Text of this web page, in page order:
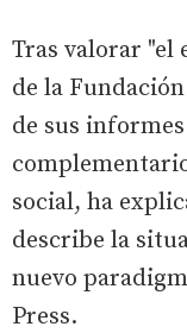
Tras valorar "el
de la
de sus
social, ha
describe la
nuevo
Press.